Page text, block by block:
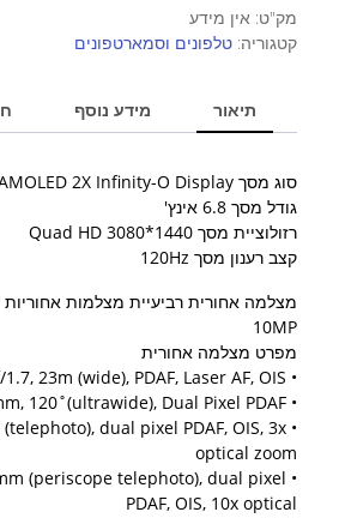
S23
Ultra
מק"ט: אין מידע
קטגוריה: טלפונים וסמארטפונים
תיאור מידע נוסף
סוג מסך ​Edge Dynamic AMOLED 2X Infinity-O Display
גודל מסך 6.8 אינץ'
רזולוציית מסך 1440*3080 Quad HD
קצב רענון מסך 120Hz
10MP
מפרט מצלמה אחורית
• 200MP, f/1.7, 23m (wide), PDAF, Laser AF, OIS
• 12MP, f/2.2, 13mm, 120˚(ultrawide), Dual Pixel PDAF
(telephoto), dual pixel PDAF, OIS, 3x
optical zoom
(periscope telephoto), dual pixel
PDAF, OIS, 10x optical